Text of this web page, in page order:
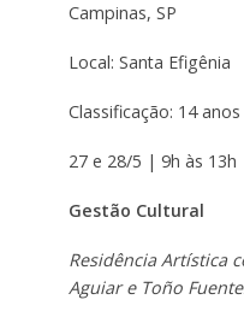
Campinas, SP
Local: Santa Efigênia
Classificação: 14 anos
27 e 28/5 | 9h às 13h
Gestão Cultural
Residência Artística
Aguiar e Toño